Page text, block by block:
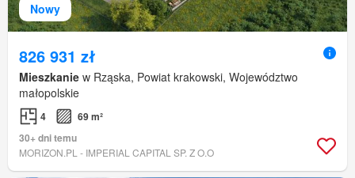
Nowy
826 931 zł
Mieszkanie w Rząska, Powiat krakowski, Województwo
małopolskie
4
69 m²
30+ dni temu
MORIZON.PL - IMPERIAL CAPITAL SP. Z O.O